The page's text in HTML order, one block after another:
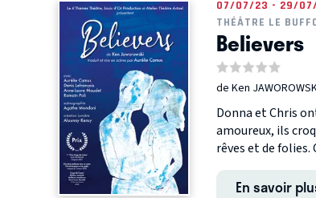
07/07/23 - 29/
THÉÂTRE LE
Believers
de Ken
Donna et Chris
amoureux, ils
rêves et de
En savoir